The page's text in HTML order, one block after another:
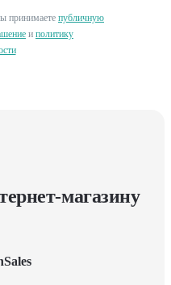
принимаете публичную
и политику
магазину